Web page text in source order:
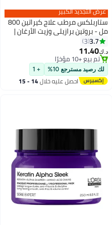
عرض التجديد الكبير
ستاربلكس مرطب علاج كيراتين 800
مل - بروتين برازيلي وزيت الأرغان |
مغذي ومنعم لجميع أنواع الشعر |
عناية عميقة احترافية للصالون
3.7
3
11.40
تم بيع +10 مؤخرًا
تم بيع +10 مؤخرًا
لك رصيد مسترجع 10% + 1
احصل عليه خلال 14 - 15